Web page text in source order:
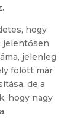
hogy
jelentősen
jelenleg
fölött már
de a
hogy nagy